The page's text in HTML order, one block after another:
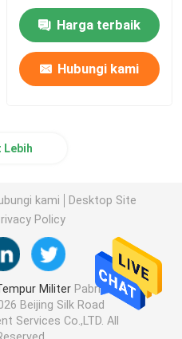
Harga terbaik
Hubungi kami
Lebih
kami
Desktop Site
Policy
Militer Pabrik
Beijing Silk Road
Services Co.,LTD. All